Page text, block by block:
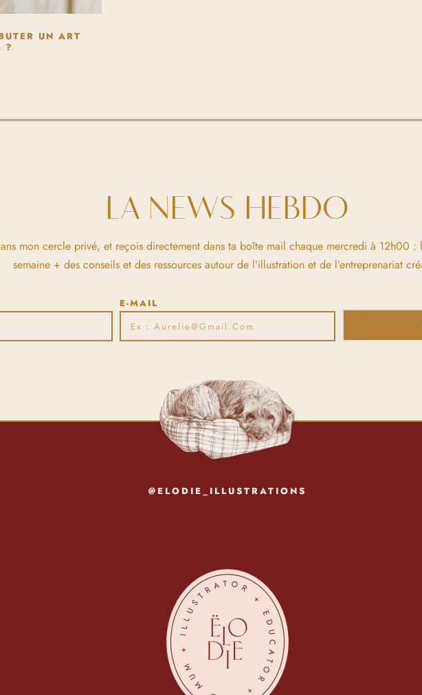
UN ART
?
LA NEWS HEBDO
mon cercle privé, et reçois directement dans ta boîte mail chaque mercredi à 12h00 :
semaine + des conseils et des ressources autour de l’illustration et de l’entreprenariat
E-MAIL
@ELODIE_ILLUSTRATIONS